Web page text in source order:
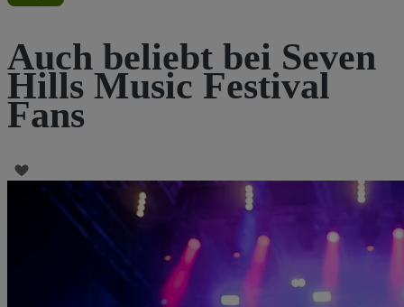
Auch beliebt bei Seven
Hills Music Festival
Fans